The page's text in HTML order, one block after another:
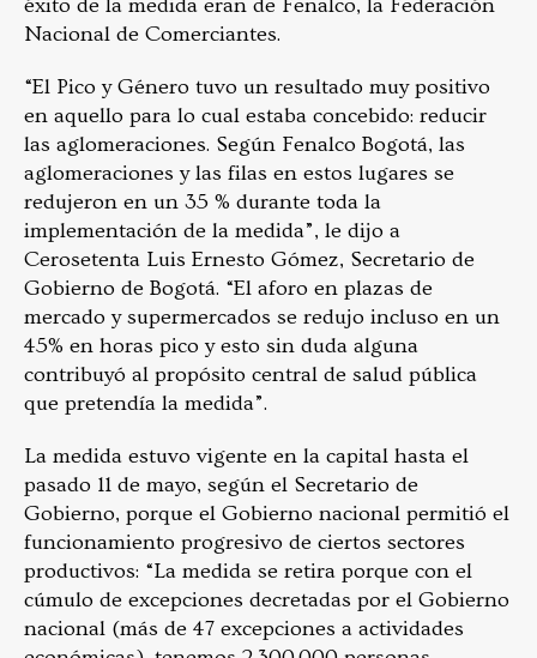
éxito de la medida eran de Fenalco, la Federación
Nacional de Comerciantes.
“El Pico y Género tuvo un resultado muy positivo
en aquello para lo cual estaba concebido: reducir
las aglomeraciones. Según Fenalco Bogotá, las
aglomeraciones y las filas en estos lugares se
redujeron en un 35 % durante toda la
implementación de la medida”, le dijo a
Cerosetenta Luis Ernesto Gómez, Secretario de
Gobierno de Bogotá. “El aforo en plazas de
mercado y supermercados se redujo incluso en un
45% en horas pico y esto sin duda alguna
contribuyó al propósito central de salud pública
que pretendía la medida”.
La medida estuvo vigente en la capital hasta el
pasado 11 de mayo, según el Secretario de
Gobierno, porque el Gobierno nacional permitió el
funcionamiento progresivo de ciertos sectores
productivos: “La medida se retira porque con el
cúmulo de excepciones decretadas por el Gobierno
nacional (más de 47 excepciones a actividades